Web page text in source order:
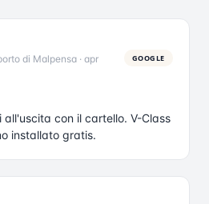
di Malpensa · apr
GOOGLE
con il cartello. V-Class
installato gratis.